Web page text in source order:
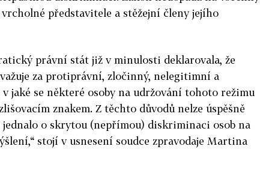
představitele a stěžejní členy jejího
právní stát již v minulosti deklarovala, že
za protiprávní, zločinný, nelegitimní a
jaké se některé osoby na udržování tohoto režimu
znakem. Z těchto důvodů nelze úspěšně
jednalo o skrytou (nepřímou) diskriminaci osob na
stojí v usnesení soudce zpravodaje Martina